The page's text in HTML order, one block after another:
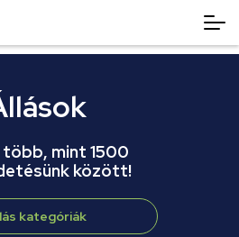
több, mint 1500
között!
kategóriák